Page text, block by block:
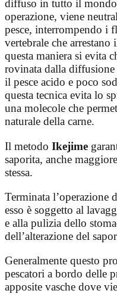
diffuso in tutto il
operazione, viene
pesce, interrompendo i
vertebrale che
questa maniera si evita
rovinata dalla diffusione
il pesce acido e poco
questa tecnica evita lo
una molecole che
naturale della carne.
Il metodo Ikejime
saporita, anche
stessa.
Terminata l’operazione
esso è soggetto al
e alla pulizia dello
dell’alterazione del
Generalmente questo
pescatori a bordo delle
apposite vasche dove